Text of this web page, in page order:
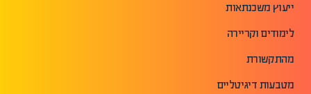
ייעוץ משכנתאות
לימודים וקריירה
מהתקשורת
מטבעות דיגיטליים